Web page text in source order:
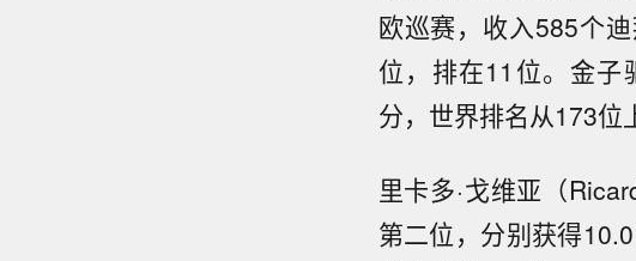
欧巡赛，收入585个
位，排在11位。金子
分，世界排名从173位
里卡多·戈维亚（
第二位，分别获得